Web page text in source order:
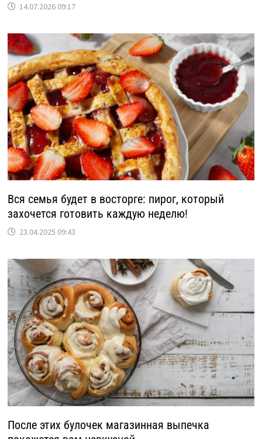
14.07.2026 09:17
Вся семья будет в восторге: пирог, который
захочется готовить каждую неделю!
23.04.2025 09:43
После этих булочек магазинная выпечка